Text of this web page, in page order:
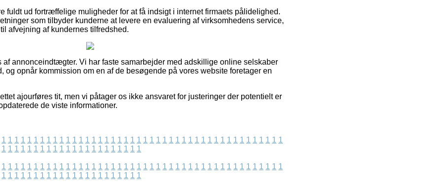
fuldt ud fortræffelige muligheder for at få indsigt i internet firmaets pålidelighed.
som tilbyder kunderne at levere en evaluering af virksomhedens service,
afvejning af kundernes tilfredshed.
af annonceindtægter. Vi har faste samarbejder med adskillige online selskaber
og opnår kommission om en af de besøgende på vores website foretager en
ajourføres tit, men vi påtager os ikke ansvaret for justeringer der potentielt er
de viste informationer.
1 1 1 1 1 1 1 1 1 1 1 1 1 1 1 1 1 1 1 1 1 1 1 1 1 1 1 1 1 1 1 1 1 1 1 1 1 1 1 1 1 1 1 1
1 1 1 1 1 1 1 1 1 1 1 1 1 1 1 1 1 1 1 1 1 1
1 1 1 1 1 1 1 1 1 1 1 1 1 1 1 1 1 1 1 1 1 1 1 1 1 1 1 1 1 1 1 1 1 1 1 1 1 1 1 1 1 1 1 1
1 1 1 1 1 1 1 1 1 1 1 1 1 1 1 1 1 1 1 1 1 1